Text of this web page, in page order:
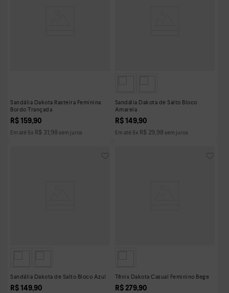
Sandália Dakota Rasteira Feminina
Bordo Trançada
R$ 159,90
Em até 5x R$ 31,98 sem juros
Sandália Dakota de Salto Bloco
Amarela
R$ 149,90
Em até 5x R$ 29,98 sem juros
Sandália Dakota de Salto Bloco Azul
R$ 149,90
Tênis Dakota Casual Feminino Bege
R$ 279,90